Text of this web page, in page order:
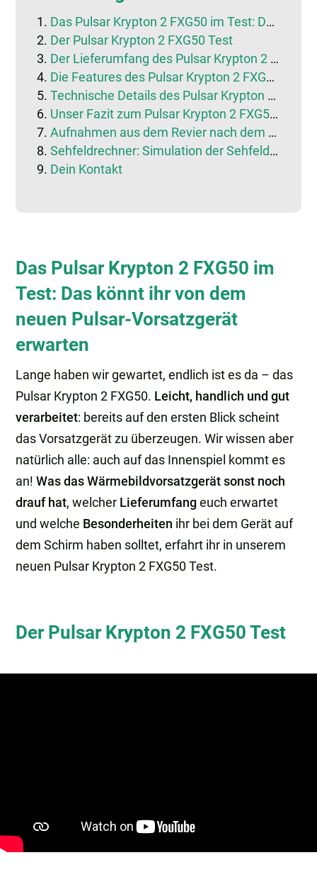
Das Pulsar Krypton 2 FXG50 im Test: Das könnt ihr von dem neuen Pulsar-Vorsatzgerät erwarten
Der Pulsar Krypton 2 FXG50 Test
Der Lieferumfang des Pulsar Krypton 2 FXG50
Die Features des Pulsar Krypton 2 FXG50 im Test
Technische Details des Pulsar Krypton 2 FXG50 Tests
Unser Fazit zum Pulsar Krypton 2 FXG50 Test
Aufnahmen aus dem Revier nach dem Pulsar Krypton 2 FXG50 Test
Sehfeldrechner: Simulation der Sehfeldbreite
Dein Kontakt
Das Pulsar Krypton 2 FXG50 im
Test: Das könnt ihr von dem
neuen Pulsar-Vorsatzgerät
erwarten
Lange haben wir gewartet, endlich ist es da – das
Pulsar Krypton 2 FXG50. Leicht, handlich und gut
verarbeitet: bereits auf den ersten Blick scheint
das Vorsatzgerät zu überzeugen. Wir wissen aber
natürlich alle: auch auf das Innenspiel kommt es
an!Was das Wärmebildvorsatzgerät sonst noch
drauf hat, welcher Lieferumfangeuch erwartet
und welche Besonderheiten ihr bei dem Gerät auf
dem Schirm haben solltet, erfahrt ihr in unserem
neuen Pulsar Krypton 2 FXG50 Test.
Der Pulsar Krypton 2 FXG50 Test